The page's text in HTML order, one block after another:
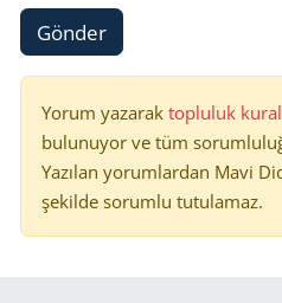
Gönder
Yorum yazarak topluluk
bulunuyor ve tüm
Yazılan yorumlardan Mavi
şekilde sorumlu tutulamaz.